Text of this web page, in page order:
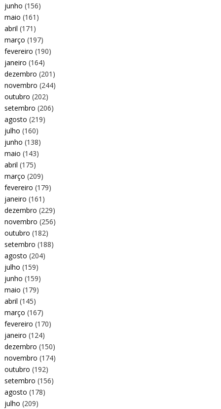
junho (156)
maio (161)
abril (171)
março (197)
fevereiro (190)
janeiro (164)
dezembro (201)
novembro (244)
outubro (202)
setembro (206)
agosto (219)
julho (160)
junho (138)
maio (143)
abril (175)
março (209)
fevereiro (179)
janeiro (161)
dezembro (229)
novembro (256)
outubro (182)
setembro (188)
agosto (204)
julho (159)
junho (159)
maio (179)
abril (145)
março (167)
fevereiro (170)
janeiro (124)
dezembro (150)
novembro (174)
outubro (192)
setembro (156)
agosto (178)
julho (209)